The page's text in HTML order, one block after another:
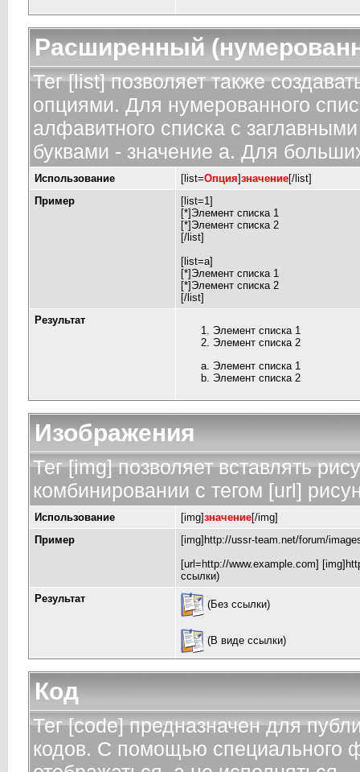
Расширенный
Тег [list] позволяет также
опциями. Для нумерованного
алфавитного списка с
буквами - значение а. Для
Использование [list=Опция]значение[/list]
Пример
[list=1]
[*]Элемент списка 1
[*]Элемент списка 2
[/list]
[list=a]
[*]Элемент списка 1
[*]Элемент списка 2
[/list]
Результат
Элемент списка 1
Элемент списка 2
Элемент списка 1
Элемент списка 2
Изображения
Тег [img] позволяет вставлять
комбинировании с тегом [url]
Использование [img]значение[/img]
Пример
[img]http://ussr-team.net/forum/
[url=http://www.example.com]
ссылки)
Результат
(Без ссылки)
(В виде ссылки)
Код
Тег [code] предназначен для
кодов. С помощью специального